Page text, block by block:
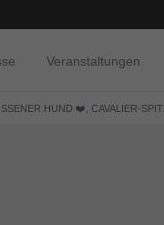
Veranstaltungen
HUND ❤️, CAVALIER-